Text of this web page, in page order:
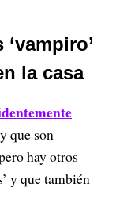
la casa
que son
hay otros
y que también